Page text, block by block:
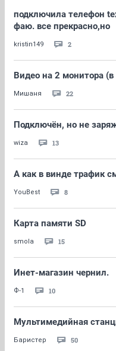
подключила телефон
фаю. все прекрасно,но
kristin149 2
Видео на 2 монитора
Мишаня 22
Подключён, но не
wiza 13
А как в винде трафик
YouBest 8
Карта памяти SD
smola 15
Инет-магазин чернил.
Ф-1 10
Мультимедийная
Баристер 50